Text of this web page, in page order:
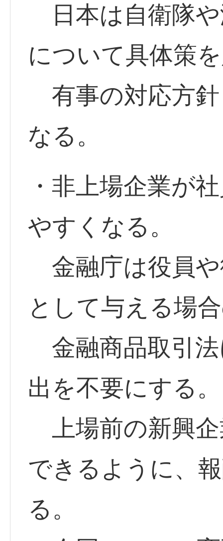
日本は自衛隊や
について具体策
有事の対応方針
なる。
・非上場企業が
やすくなる。
金融庁は役員や
として与える場
金融商品取引法
出を不要にする。
上場前の新興企
できるように、
る。